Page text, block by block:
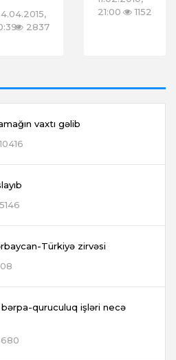
2837
21:00
1152
vaxtı gəlib
5146
Türkiyə zirvəsi
quruculuq işləri necə